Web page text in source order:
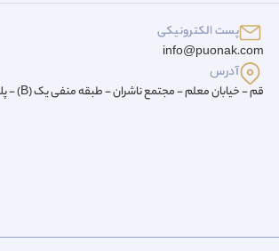
پست الکترونیکی
info@puonak.com
آدرس
قم - خیابان معلم - مجتمع ناشران - طبقه منفی یک (B) - پلاک 22 و 23